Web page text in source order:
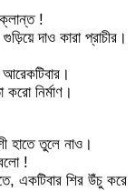
!
দাও কারা প্রাচীর।
আরেকটিবার।
নির্মাণ।
হাতে তুলে নাও।
!
একটিবার শির উঁচু করে